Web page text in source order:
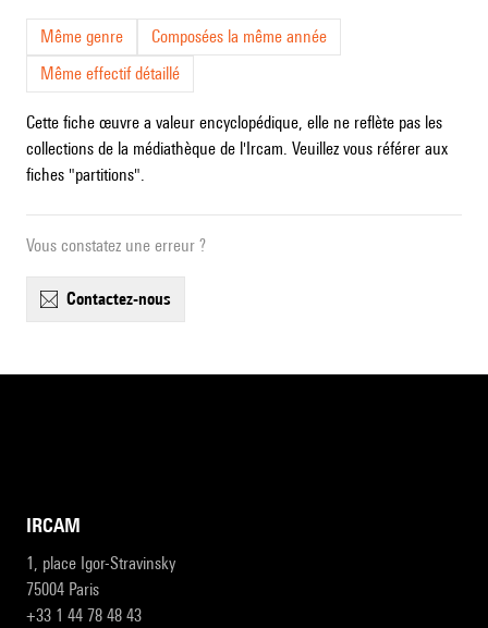
Même genre
Composées la même année
Même effectif détaillé
Cette fiche œuvre a valeur encyclopédique, elle ne reflète pas les
collections de la médiathèque de l'Ircam. Veuillez vous référer aux
fiches "partitions".
Vous constatez une erreur ?
contactez-nous
IRCAM
1, place Igor-Stravinsky
75004 Paris
+33 1 44 78 48 43